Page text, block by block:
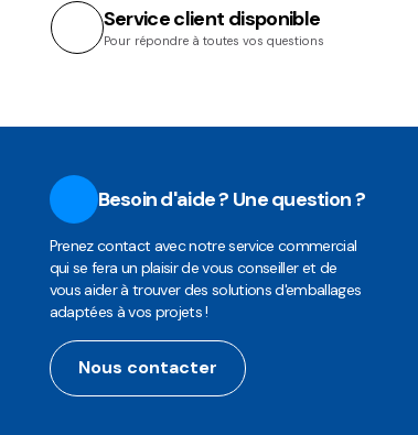
Service client disponible
Pour répondre à toutes vos questions
Besoin d'aide ? Une question ?
Prenez contact avec notre service commercial
qui se fera un plaisir de vous conseiller et de
vous aider à trouver des solutions d'emballages
adaptées à vos projets !
Nous contacter